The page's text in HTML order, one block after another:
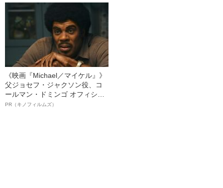
《映画『Michael／マイケル』》
父ジョセフ・ジャクソン役、コ
ールマン・ドミンゴ オフィシャ
ルインタビュー“観客を魅了した
PR（キノフィルムズ）